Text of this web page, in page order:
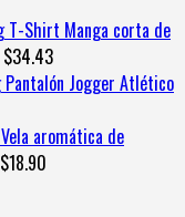
T-Shirt Manga corta de
$34.43
Pantalón Jogger Atlético
Vela aromática de
$18.90